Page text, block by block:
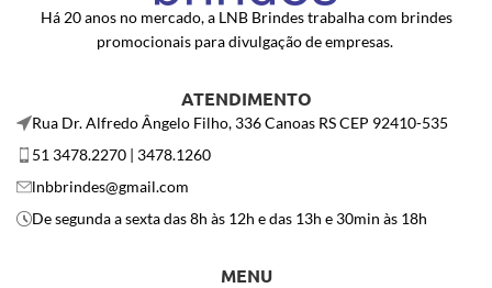
Há 20 anos no mercado, a LNB Brindes trabalha com brindes
promocionais para divulgação de empresas.
ATENDIMENTO
Rua Dr. Alfredo Ângelo Filho, 336 Canoas RS CEP 92410-535
51 3478.2270 | 3478.1260
lnbbrindes@gmail.com
De segunda a sexta das 8h às 12h e das 13h e 30min às 18h
MENU